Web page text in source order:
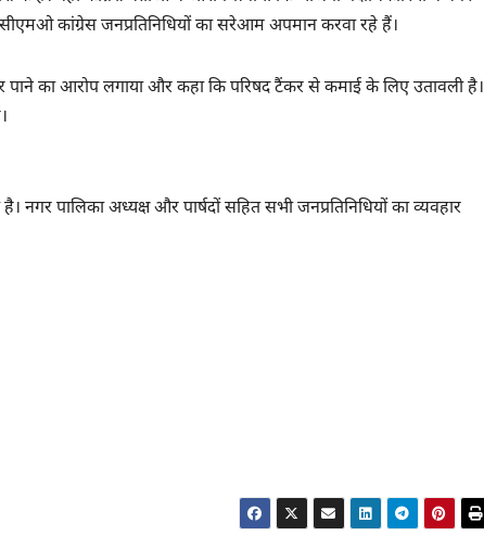
सीएमओ कांग्रेस जनप्रतिनिधियों का सरेआम अपमान करवा रहे हैं।
पाने का आरोप लगाया और कहा कि परिषद टैंकर से कमाई के लिए उतावली है।
नगर पालिका अध्यक्ष और पार्षदों सहित सभी जनप्रतिनिधियों का व्यवहार